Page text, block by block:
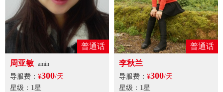
普通话
周亚敏 amin
导服费： ¥300/天
星级：1星
普通话
李秋兰
导服费： ¥300/天
星级：1星